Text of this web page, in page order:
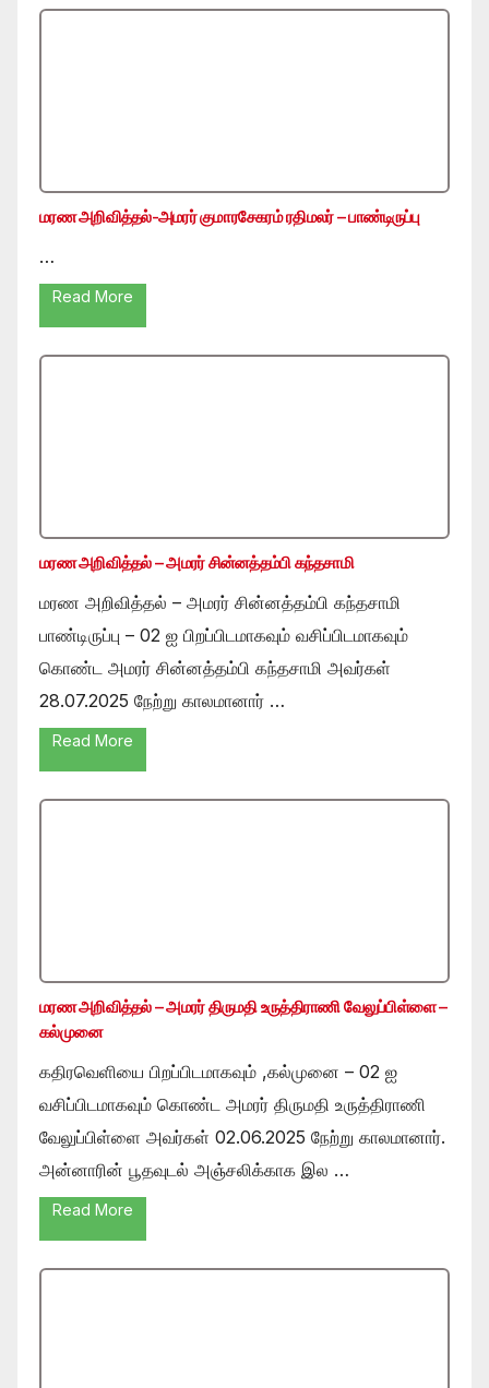
மரண அறிவித்தல்-அமரர் குமாரசேகரம் ரதிமலர் – பாண்டிருப்பு
…
Read More
மரண அறிவித்தல் – அமரர் சின்னத்தம்பி கந்தசாமி
மரண அறிவித்தல் – அமரர் சின்னத்தம்பி கந்தசாமி
பாண்டிருப்பு – 02 ஐ பிறப்பிடமாகவும் வசிப்பிடமாகவும்
கொண்ட அமரர் சின்னத்தம்பி கந்தசாமி அவர்கள்
28.07.2025 நேற்று காலமானார் …
Read More
மரண அறிவித்தல் – அமரர் திருமதி உருத்திராணி வேலுப்பிள்ளை –
கல்முனை
கதிரவெளியை பிறப்பிடமாகவும் ,கல்முனை – 02 ஐ
வசிப்பிடமாகவும் கொண்ட அமரர் திருமதி உருத்திராணி
வேலுப்பிள்ளை அவர்கள் 02.06.2025 நேற்று காலமானார்.
அன்னாரின் பூதவுடல் அஞ்சலிக்காக இல …
Read More